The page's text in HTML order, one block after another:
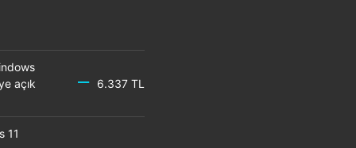
açık
6.337 TL
11